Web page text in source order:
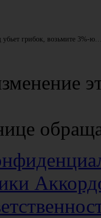
грибок, возьмите 3%-